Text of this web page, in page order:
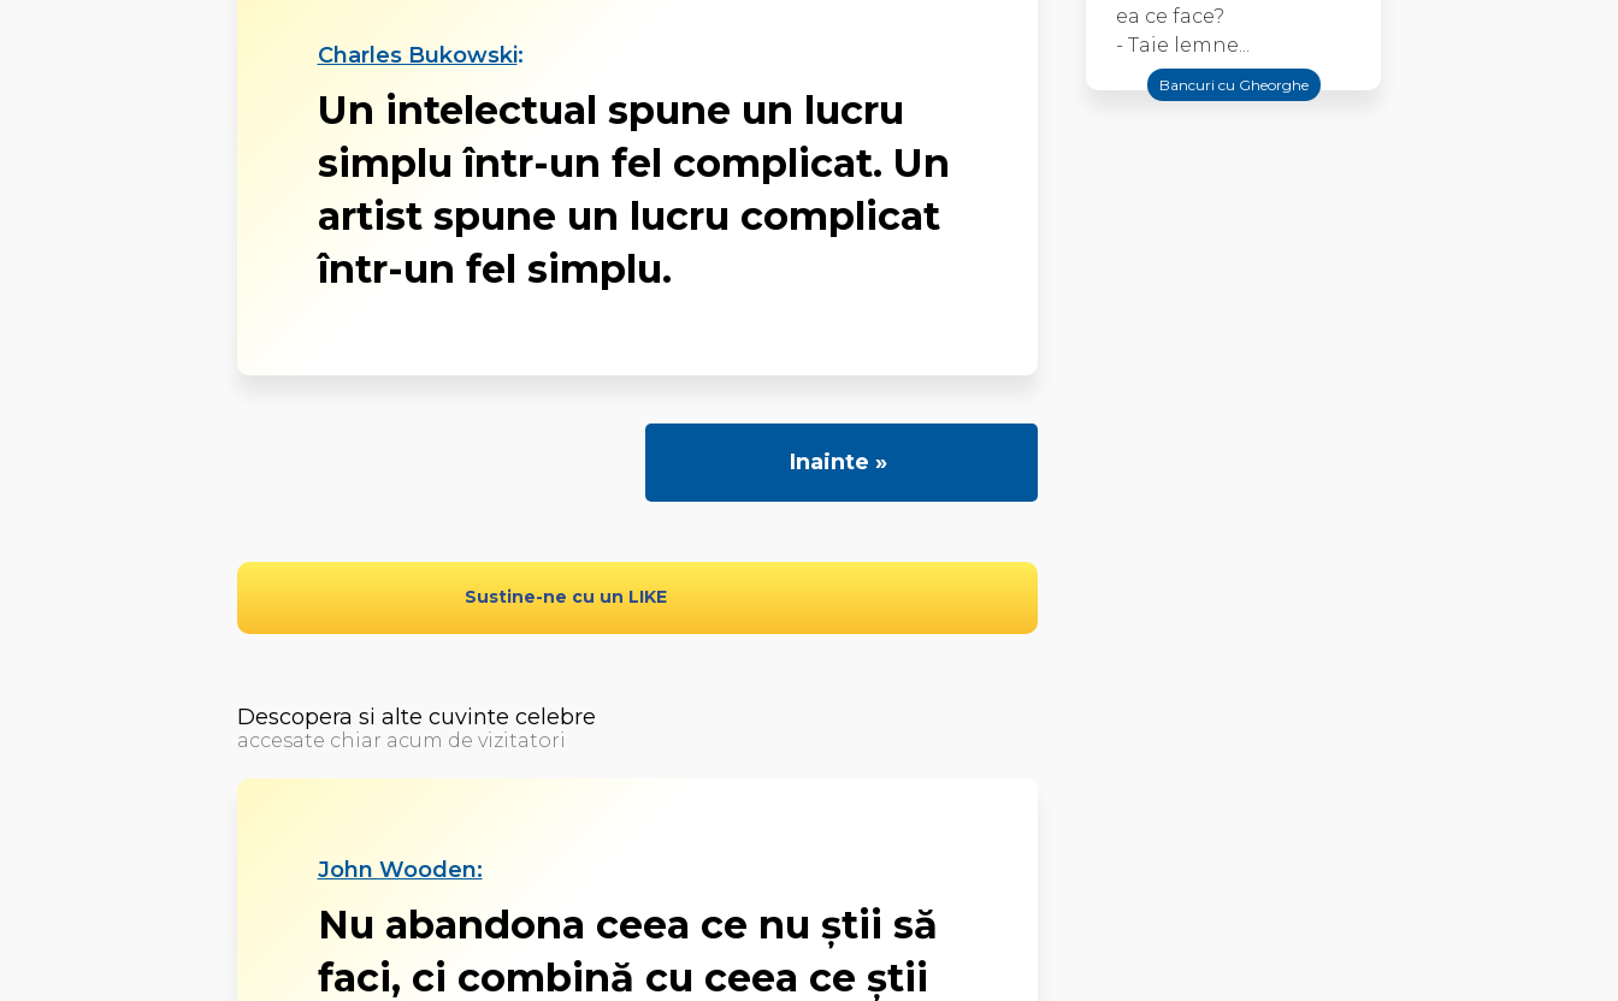
Charles Bukowski:
Un intelectual spune un lucru
simplu într-un fel complicat. Un
artist spune un lucru complicat
într-un fel simplu.
Inainte »
Sustine-ne cu un LIKE
Descopera si alte cuvinte celebre
accesate chiar acum de vizitatori
John Wooden:
Nu abandona ceea ce nu știi să
faci, ci combină cu ceea ce știi
ea ce face?
- Taie lemne...
Bancuri cu Gheorghe